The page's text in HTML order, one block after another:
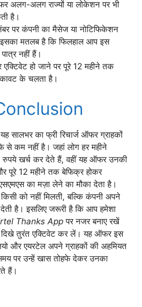
अलग-अलग राज्यों या लोकेशन पर भी
है।
पर कंपनी का मैसेज या नोटिफिकेशन
इसका मतलब है कि फिलहाल आप इस
नहीं हैं।
हो जाने पर पूरे 12 महीने तक
के चलता है।
सालभर का फ्री रिचार्ज ऑफर ग्राहकों
से कम नहीं है। जहां लोग हर महीने
रुपये खर्च कर देते हैं, वहीं यह ऑफर उनकी
पूरे 12 महीने तक बेफिक्र होकर
का मज़ा लेने का मौका देता है।
किसी को नहीं मिलती, बल्कि कंपनी अपने
देती है। इसलिए जरूरी है कि आप हमेशा
Thanks App पर नजर बनाए रखें
तुरंत एक्टिवेट कर लें। यह ऑफर इस
और एयरटेल अपने ग्राहकों की अहमियत
पर उन्हें खास तोहफे देकर उनका
हैं।